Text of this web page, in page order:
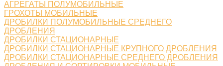
АГРЕГАТЫ ПОЛУМОБИЛЬНЫЕ
ГРОХОТЫ МОБИЛЬНЫЕ
ДРОБИЛКИ ПОЛУМОБИЛЬНЫЕ СРЕДНЕГО
ДРОБЛЕНИЯ
ДРОБИЛКИ СТАЦИОНАРНЫЕ
ДРОБИЛКИ СТАЦИОНАРНЫЕ КРУПНОГО ДРОБЛЕНИЯ
ДРОБИЛКИ СТАЦИОНАРНЫЕ СРЕДНЕГО ДРОБЛЕНИЯ